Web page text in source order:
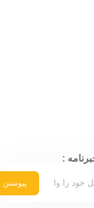
:
پیوستن